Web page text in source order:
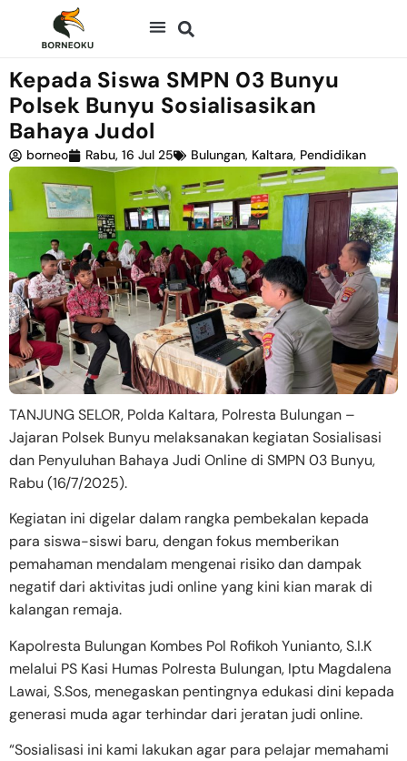
Kepada Siswa SMPN 03 Bunyu
Polsek Bunyu Sosialisasikan
Bahaya Judol
borneo Rabu, 16 Jul 25 Bulungan, Kaltara, Pendidikan
TANJUNG SELOR, Polda Kaltara, Polresta Bulungan –
Jajaran Polsek Bunyu melaksanakan kegiatan Sosialisasi
dan Penyuluhan Bahaya Judi Online di SMPN 03 Bunyu,
Rabu (16/7/2025).
Kegiatan ini digelar dalam rangka pembekalan kepada
para siswa-siswi baru, dengan fokus memberikan
pemahaman mendalam mengenai risiko dan dampak
negatif dari aktivitas judi online yang kini kian marak di
kalangan remaja.
Kapolresta Bulungan Kombes Pol Rofikoh Yunianto, S.I.K
melalui PS Kasi Humas Polresta Bulungan, Iptu Magdalena
Lawai, S.Sos, menegaskan pentingnya edukasi dini kepada
generasi muda agar terhindar dari jeratan judi online.
“Sosialisasi ini kami lakukan agar para pelajar memahami